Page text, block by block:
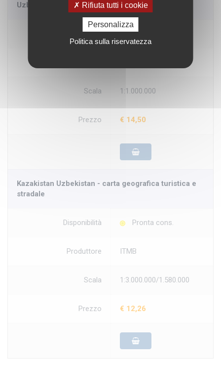
Uzbekistan - carta geografica turistica e stradale
Disponibilità Pronta cons.
Scala 1:1.000.000
Prezzo € 14,50
Kazakistan Uzbekistan - carta geografica turistica e
stradale
Disponibilità Pronta cons.
Produttore ITMB
Scala 1:3.000.000/1.580.000
Prezzo € 12,26
Rifiuta tutti i cookie
Personalizza
Politica sulla riservatezza